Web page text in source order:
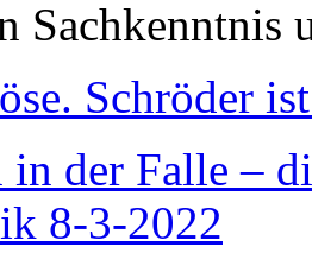
Sachkenntnis
Schröder
in der Falle –
8-3-2022